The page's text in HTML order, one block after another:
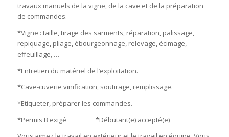
travaux manuels de la vigne, de la cave et de la préparation
de commandes.
*Vigne : taille, tirage des sarments, réparation, palissage,
repiquage, pliage, ébourgeonnage, relevage, écimage,
effeuillage, …
*Entretien du matériel de l’exploitation.
*Cave-cuverie vinification, soutirage, remplissage.
*Etiqueter, préparer les commandes.
*Permis B exigé *Débutant(e) accepté(e)